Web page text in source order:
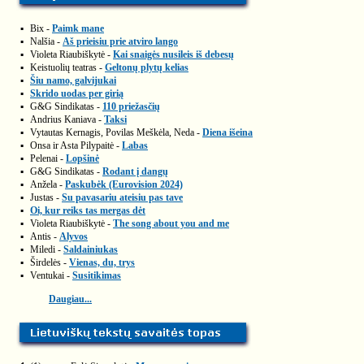
▪ Bix - Paimk mane
▪ Nalšia - Aš prieisiu prie atviro lango
▪ Violeta Riaubiškytė - Kai snaigės nusileis iš debesų
▪ Keistuolių teatras - Geltonų plytų kelias
▪ Šiu namo, galvijukai
▪ Skrido uodas per girią
▪ G&G Sindikatas - 110 priežasčių
▪ Andrius Kaniava - Taksi
▪ Vytautas Kernagis, Povilas Meškėla, Neda - Diena išeina
▪ Onsa ir Asta Pilypaitė - Labas
▪ Pelenai - Lopšinė
▪ G&G Sindikatas - Rodant į dangų
▪ Anžela - Paskubėk (Eurovision 2024)
▪ Justas - Su pavasariu ateisiu pas tave
▪ Oi, kur reiks tas mergas dėt
▪ Violeta Riaubiškytė - The song about you and me
▪ Antis - Alyvos
▪ Miledi - Saldainiukas
▪ Širdelės - Vienas, du, trys
▪ Ventukai - Susitikimas
Daugiau...